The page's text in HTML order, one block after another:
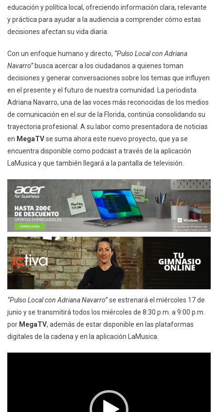
educación y política local, ofreciendo información clara, relevante
y práctica para ayudar a la audiencia a comprender cómo estas
decisiones afectan su vida diaria.
Con un enfoque humano y directo, “Pulso Local con Adriana
Navarro”busca acercar a los ciudadanos a quienes toman
decisiones y generar conversaciones sobre los temas que influyen
en el presente y el futuro de nuestra comunidad. La periodista
Adriana Navarro, una de las voces más reconocidas de los medios
de comunicación en el sur de la Florida, continúa consolidando su
trayectoria profesional. A su labor como presentadora de noticias
en MegaTVse suma ahora este nuevo proyecto, que ya se
encuentra disponible como podcast a través de la aplicación
LaMusica y que también llegará a la pantalla de televisión.
“Pulso Local con Adriana Navarro”se estrenará el miércoles 17 de
junio y se transmitirá todos los miércoles de 8:30 p.m. a 9:00 p.m.
por MegaTV, además de estar disponible en las plataformas
digitales de la cadena y en la aplicación LaMusica.